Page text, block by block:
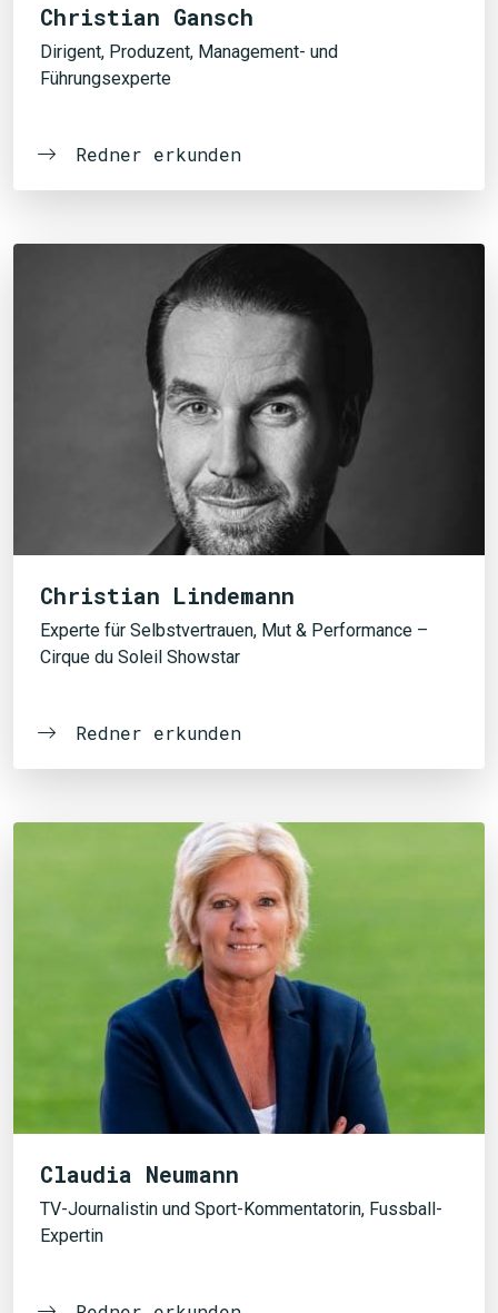
Christian Gansch
Dirigent, Produzent, Management- und
Führungsexperte
Redner erkunden
Christian Lindemann
Experte für Selbstvertrauen, Mut & Performance –
Cirque du Soleil Showstar
Redner erkunden
Claudia Neumann
TV-Journalistin und Sport-Kommentatorin, Fussball-
Expertin